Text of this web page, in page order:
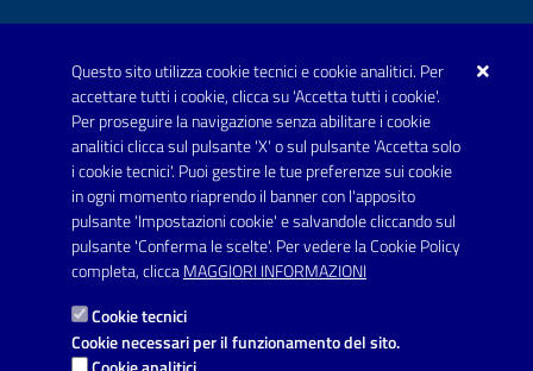
Questo sito utilizza cookie tecnici e cookie analitici. Per
accettare tutti i cookie, clicca su 'Accetta tutti i cookie'.
Per proseguire la navigazione senza abilitare i cookie
analitici clicca sul pulsante 'X' o sul pulsante 'Accetta solo
i cookie tecnici'. Puoi gestire le tue preferenze sui cookie
in ogni momento riaprendo il banner con l'apposito
pulsante 'Impostazioni cookie' e salvandole cliccando sul
pulsante 'Conferma le scelte'. Per vedere la Cookie Policy
completa, cliccaMAGGIORI INFORMAZIONI
Cookie tecnici
Cookie necessari per il funzionamento del sito.
Telefono: 0999707766
Fax: 0999704336
Posta Elettronica Certificata:
prot.comune.avetrana@pec.rupar.puglia.it
Link utili
Informativa privacy
Dichiarazione di accessibilità